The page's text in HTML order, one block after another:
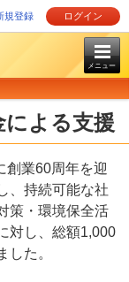
規登録 ログイン
メニュー
よる支援
創業60周年を迎
、持続可能な社
策・環境保全活
対し、総額1,000
した。